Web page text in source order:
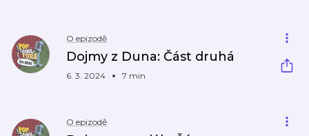
O epizodě
Dojmy z Duna: Část druhá
6. 3. 2024 7 min
O epizodě